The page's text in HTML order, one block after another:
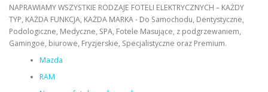
NAPRAWIAMY WSZYSTKIE RODZAJE FOTELI ELEKTRYCZNYCH – KAŻDY
TYP, KAŻDA FUNKCJA, KAŻDA MARKA - Do Samochodu, Dentystyczne,
Podologiczne, Medyczne, SPA, Fotele Masujące, z podgrzewaniem,
Gamingoe, biurowe, Fryzjerskie, Specjalistyczne oraz Premium.
Mazda
RAM